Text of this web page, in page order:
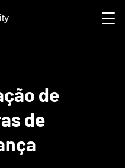
de
de